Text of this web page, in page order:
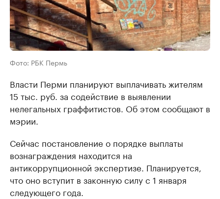
Фото: РБК Пермь
Власти Перми планируют выплачивать жителям
15 тыс. руб. за содействие в выявлении
нелегальных граффитистов. Об этом сообщают в
мэрии.
Сейчас постановление о порядке выплаты
вознаграждения находится на
антикоррупционной экспертизе. Планируется,
что оно вступит в законную силу с 1 января
следующего года.